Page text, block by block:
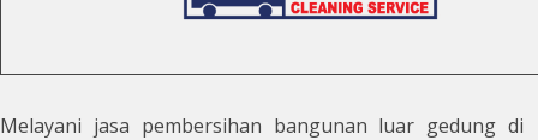
Melayani jasa pembersihan bangunan luar gedung di